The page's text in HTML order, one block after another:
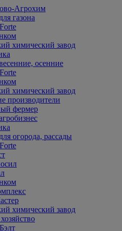
Агрохим
газона
химический завод
осенние
химический завод
производители
фермер
огорода, рассады
химический завод